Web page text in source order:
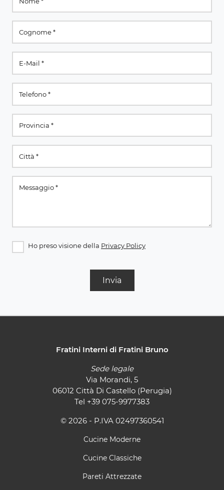
Ho preso visione della Privacy Policy
Invia
Fratini Interni di Fratini Bruno
Sede legale
Via Morandi, 5
06012 Città Di Castello (Perugia)
Tel +39 075-9977383
© 2026 - P.IVA 02497360541
Cucine Moderne
Cucine Classiche
Pareti Attrezzate